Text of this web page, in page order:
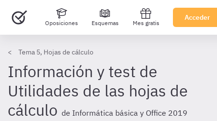
Oposiciones Esquemas Mes gratis
Acceder
Tema 5, Hojas de cálculo
Información y test de
Utilidades de las hojas de
cálculo de Informática básica y Office 2019